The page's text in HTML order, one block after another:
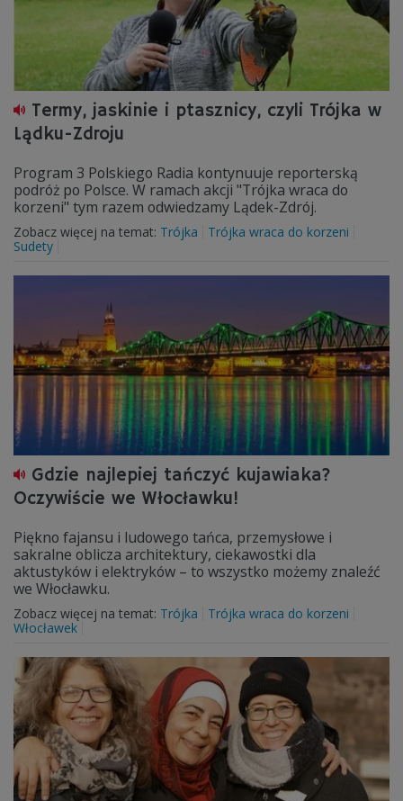
Termy, jaskinie i ptasznicy, czyli Trójka w
Lądku-Zdroju
Program 3 Polskiego Radia kontynuuje reporterską
podróż po Polsce. W ramach akcji "Trójka wraca do
korzeni" tym razem odwiedzamy Lądek-Zdrój.
Zobacz więcej na temat: Trójka
Trójka wraca do korzeni
Sudety
Gdzie najlepiej tańczyć kujawiaka?
Oczywiście we Włocławku!
Piękno fajansu i ludowego tańca, przemysłowe i
sakralne oblicza architektury, ciekawostki dla
aktustyków i elektryków – to wszystko możemy znaleźć
we Włocławku.
Zobacz więcej na temat: Trójka
Trójka wraca do korzeni
Włocławek